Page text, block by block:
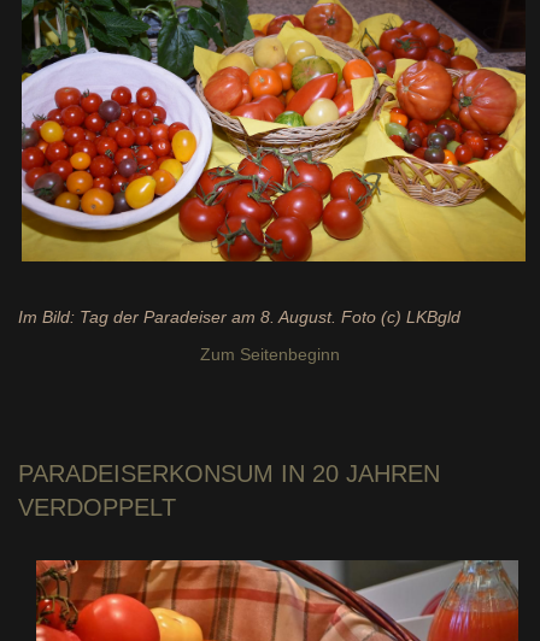
Im Bild: Tag der Paradeiser am 8. August. Foto (c) LKBgld
Zum Seitenbeginn
PARADEISERKONSUM IN 20 JAHREN
VERDOPPELT